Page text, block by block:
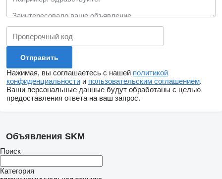
Нажимая, вы соглашаетесь с нашей политикой
конфиденциальности и пользовательским соглашением.
Ваши персональные данные будут обработаны с целью
предоставления ответа на ваш запрос.
Объявления SKM
Поиск
Категория